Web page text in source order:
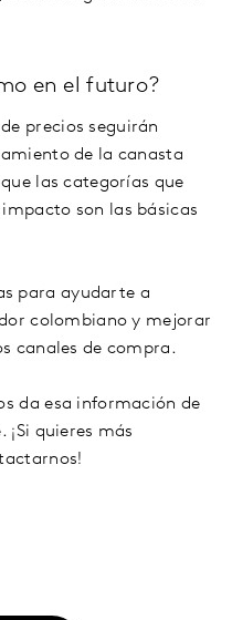
en el futuro?
precios seguirán
de la canasta
las categorías que
son las básicas
para ayudarte a
colombiano y mejorar
canales de compra.
da esa información de
quieres más